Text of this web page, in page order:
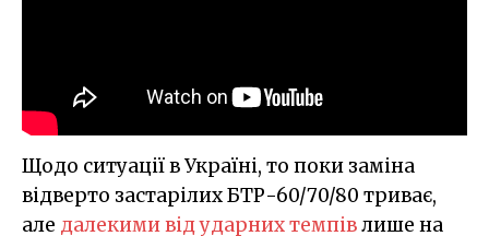
Щодо ситуації в Україні, то поки заміна
відверто застарілих БТР-60/70/80 триває,
але далекими від ударних темпівлише на